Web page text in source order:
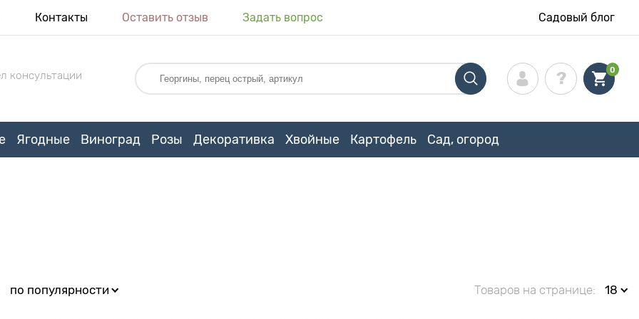
Контакты Оставить отзыв Задать вопрос Садовый блог
консультации 0
Ягодные Виноград Розы Декоративка Хвойные Картофель Сад, огород
по популярности Товаров на странице: 18